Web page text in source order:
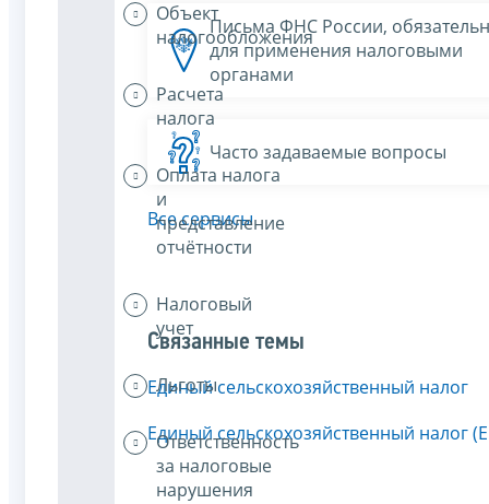
Объект
налогообложения
Расчета
налога
Оплата налога
и
представление
отчётности
Налоговый
учет
Льготы
Ответственность
за налоговые
нарушения
Письма ФНС России,
для применения налоговыми
органами
Часто задаваемые вопросы
Все сервисы
Связанные темы
Единый сельскохозяйственный налог
Единый сельскохозяйственный налог